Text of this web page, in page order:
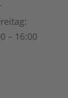
– 16:00